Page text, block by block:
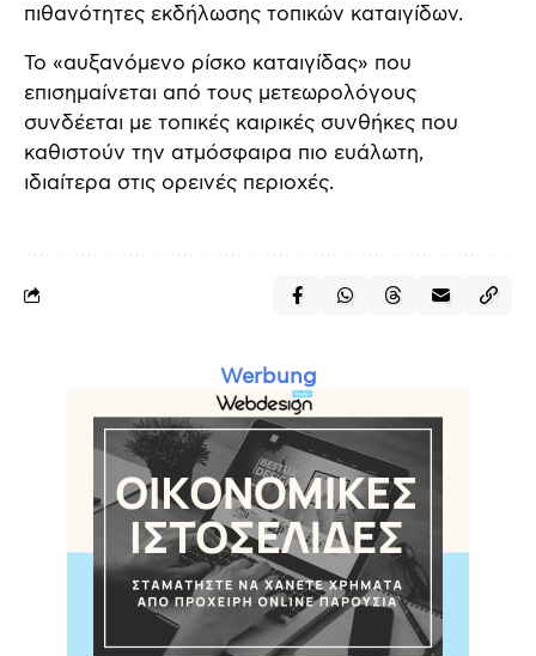
πιθανότητες εκδήλωσης τοπικών καταιγίδων.
Το «αυξανόμενο ρίσκο καταιγίδας» που
επισημαίνεται από τους μετεωρολόγους
συνδέεται με τοπικές καιρικές συνθήκες που
καθιστούν την ατμόσφαιρα πιο ευάλωτη,
ιδιαίτερα στις ορεινές περιοχές.
Werbung